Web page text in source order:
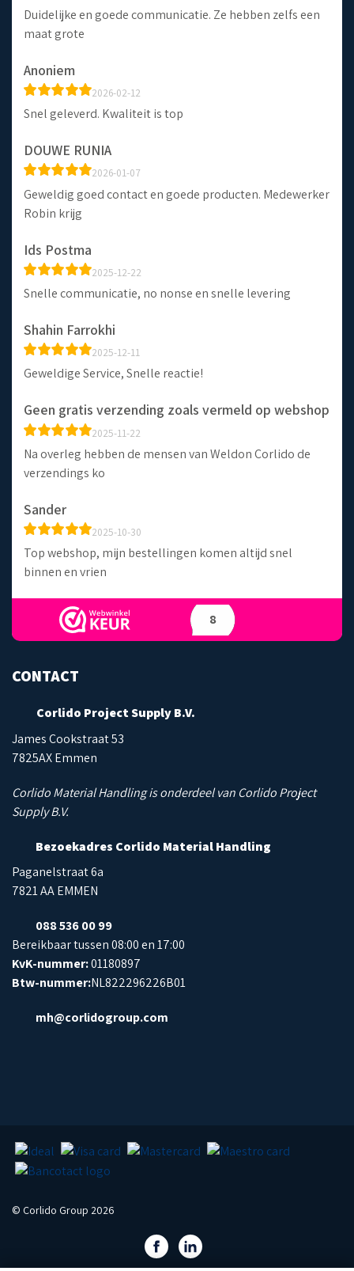
Duidelijke en goede communicatie. Ze hebben zelfs een
maat grote
Anoniem
2026-02-12
Snel geleverd. Kwaliteit is top
DOUWE RUNIA
2026-01-07
Geweldig goed contact en goede producten. Medewerker
Robin krijg
Ids Postma
2025-12-22
Snelle communicatie, no nonse en snelle levering
Shahin Farrokhi
2025-12-11
Geweldige Service, Snelle reactie!
Geen gratis verzending zoals vermeld op webshop
2025-11-22
Na overleg hebben de mensen van Weldon Corlido de
verzendings ko
Sander
2025-10-30
Top webshop, mijn bestellingen komen altijd snel
binnen en vrien
8
CONTACT
Corlido Project Supply B.V.
James Cookstraat 53
7825AX Emmen
Corlido Material Handling is onderdeel van Corlido Project
Supply B.V.
Bezoekadres Corlido Material Handling
Paganelstraat 6a
7821 AA EMMEN
088 536 00 99
Bereikbaar tussen 08:00 en 17:00
KvK-nummer:01180897
Btw-nummer:NL822296226B01
mh@corlidogroup.com
© Corlido Group 2026